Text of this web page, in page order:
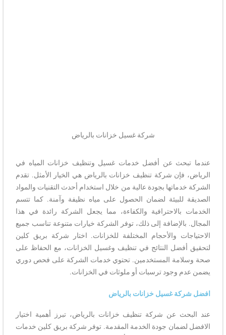
شركة غسيل خزانات بالرياض
عندما تبحث عن أفضل خدمات غسيل وتنظيف خزانات المياه في
الرياض، فإن شركة تنظيف خزانات بالرياض هي الخيار الأمثل. تقدم
الشركة خدماتها بجودة عالية من خلال استخدام أحدث التقنيات والمواد
الصديقة للبيئة لضمان الحصول على مياه نظيفة وآمنة. كما تتسم
الخدمات بالاحترافية والكفاءة، مما يجعل الشركة رائدة في هذا
المجال. بالإضافة إلى ذلك، توفر الشركة خيارات متنوعة تناسب جميع
الاحتياجات والأحجام المختلفة للخزانات. اختار شركة بريق كلين
لتحقيق أفضل النتائج في تنظيف وغسيل الخزانات، مع الحفاظ على
صحة وسلامة المستخدمين. تحتوي خدمات الشركة على فحص دوري
يضمن عدم وجود ترسبات أو ملوثات في الخزانات.
افضل شركة غسيل خزانات بالرياض
عند البحث عن شركة تنظيف خزانات بالرياض، تبرز أهمية اختيار
الافضل لضمان جودة الخدمة المقدمة. توفر شركة بريق كلين خدمات